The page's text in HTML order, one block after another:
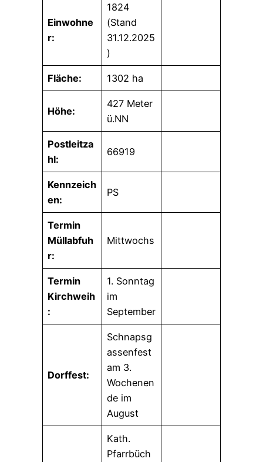
Einwohne
r:
1824
(Stand
31.12.2025
)
Fläche: 1302 ha
Höhe:
427 Meter
ü.NN
Postleitza
hl:
66919
Kennzeich
en:
PS
Termin
Müllabfuh
r:
Mittwochs
Termin
Kirchweih
:
1. Sonntag
im
September
Dorffest:
Schnapsg
assenfest
am 3.
Wochenen
de im
August
Kath.
Pfarrbüch